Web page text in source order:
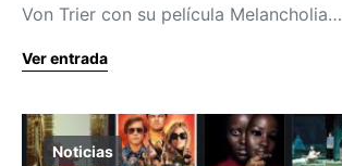
Von Trier con su película Melancholia…
Ver entrada
Noticias